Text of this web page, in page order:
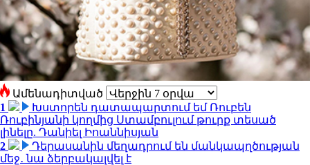
Ամենադիտված
1
Խստորեն դատապարտում եմ Ռուբեն
Ռուբինյանի կողմից Ստամբուլում թուրք տեսած
լինելը. Դանիել Իոաննիսյան
2
Դերասանին մեղադրում են մանկապղծության
մեջ․ նա ձերբակալվել է